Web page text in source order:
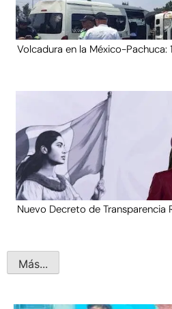
Volcadura en la México-Pachuca:
Nuevo Decreto de Transparencia
Más...